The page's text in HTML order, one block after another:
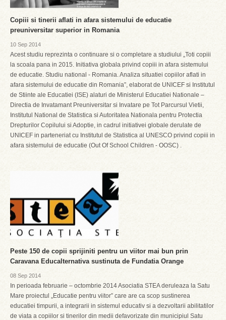
Copiii si tinerii aflati in afara sistemului de educatie
preuniversitar superior in Romania
10 Sep 2014
Acest studiu reprezinta o continuare si o completare a studiului „Toti copiii
la scoala pana in 2015. Initiativa globala privind copiii in afara sistemului
de educatie. Studiu national - Romania. Analiza situatiei copiilor aflati in
afara sistemului de educatie din Romania”, elaborat de UNICEF si Institutul
de Stiinte ale Educatiei (ISE) alaturi de Ministerul Educatiei Nationale –
Directia de Invatamant Preuniversitar si Invatare pe Tot Parcursul Vietii,
Institutul National de Statistica si Autoritatea Nationala pentru Protectia
Drepturilor Copilului si Adoptie, in cadrul initiativei globale derulate de
UNICEF in parteneriat cu Institutul de Statistica al UNESCO privind copiii in
afara sistemului de educatie (Out Of School Children - OOSC) .
Peste 150 de copii sprijiniti pentru un viitor mai bun prin
Caravana Educalternativa sustinuta de Fundatia Orange
08 Sep 2014
In perioada februarie – octombrie 2014 Asociatia STEA deruleaza la Satu
Mare proiectul „Educatie pentru viitor” care are ca scop sustinerea
educatiei timpurii, a integrarii in sistemul educativ si a dezvoltarii abilitatilor
de viata a copiilor si tinerilor din medii defavorizate din municipiul Satu